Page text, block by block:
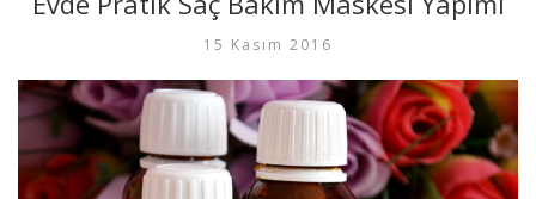
15 Kasım 2016